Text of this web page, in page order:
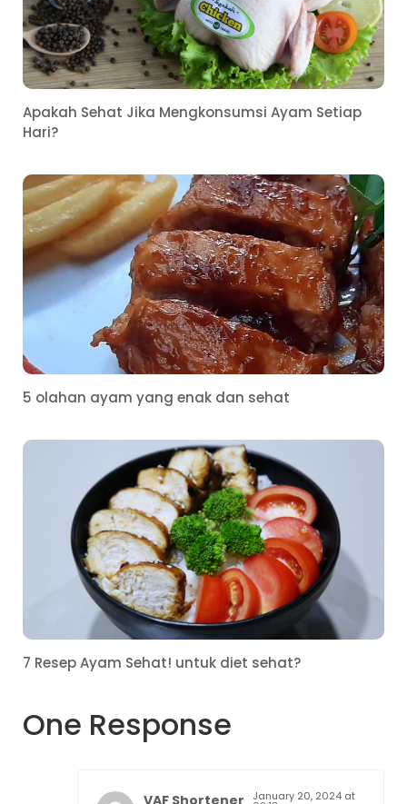
Apakah Sehat Jika Mengkonsumsi Ayam Setiap
Hari?
5 olahan ayam yang enak dan sehat
7 Resep Ayam Sehat! untuk diet sehat?
One Response
VAF Shortener
January 20, 2024 at